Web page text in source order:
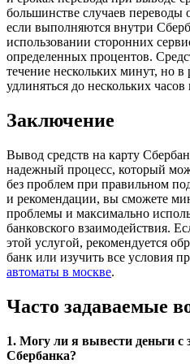
большинстве случаев переводы
если выполняются внутри
использовании сторонних
определенных процентов.
течение нескольких минут, но в
удлиняться до нескольких
Заключение
Вывод средств на карту
надежный процесс, который
без проблем при правильном
и рекомендации, вы сможете
проблемы и максимально
банковского взаимодействия.
этой услугой, рекомендуется
банк или изучить все условия
автоматы в москве.
Часто задаваемые
1. Могу ли я вывести деньги с
Сбербанка?